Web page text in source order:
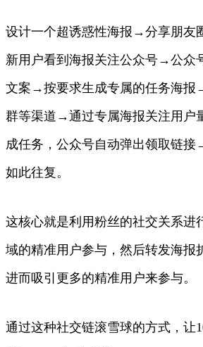
设计一个超诱惑性海报→分享朋友
新用户看到海报关注公众号→公众
文案→按要求生成专属的任务海报
群等渠道→通过专属海报关注用户
成任务，公众号自动弹出领取链
如此往复。
这核心就是利用粉丝的社交关系进
域的精准用户参与，然后转发海报
进而吸引更多的精准用户来参与。
通过这种社交链滚雪球的方式，让